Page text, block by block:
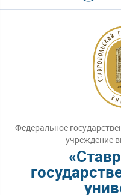
Федеральное
учреждение